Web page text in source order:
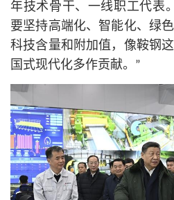
年技术骨干、一线职工代表
要坚持高端化、智能化、绿
科技含量和附加值，像鞍钢
国式现代化多作贡献。”